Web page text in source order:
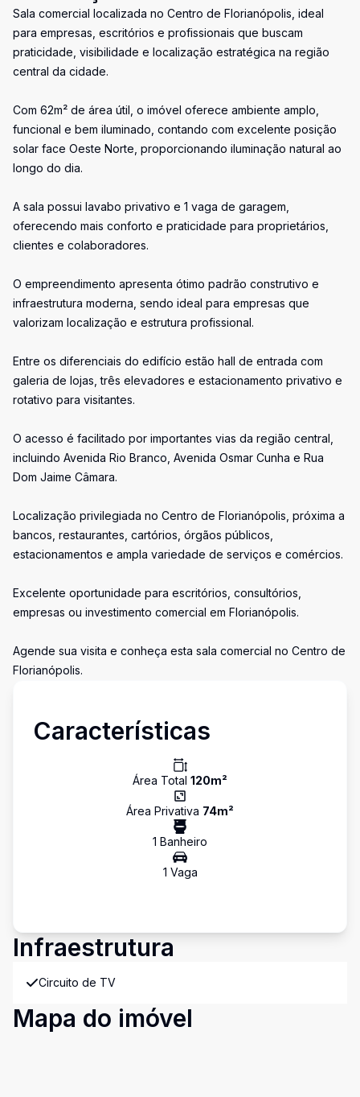
Sala comercial localizada no Centro de Florianópolis, ideal
para empresas, escritórios e profissionais que buscam
praticidade, visibilidade e localização estratégica na região
central da cidade.
Com 62m² de área útil, o imóvel oferece ambiente amplo,
funcional e bem iluminado, contando com excelente posição
solar face Oeste Norte, proporcionando iluminação natural ao
longo do dia.
A sala possui lavabo privativo e 1 vaga de garagem,
oferecendo mais conforto e praticidade para proprietários,
clientes e colaboradores.
O empreendimento apresenta ótimo padrão construtivo e
infraestrutura moderna, sendo ideal para empresas que
valorizam localização e estrutura profissional.
Entre os diferenciais do edifício estão hall de entrada com
galeria de lojas, três elevadores e estacionamento privativo e
rotativo para visitantes.
O acesso é facilitado por importantes vias da região central,
incluindo Avenida Rio Branco, Avenida Osmar Cunha e Rua
Dom Jaime Câmara.
Localização privilegiada no Centro de Florianópolis, próxima a
bancos, restaurantes, cartórios, órgãos públicos,
estacionamentos e ampla variedade de serviços e comércios.
Excelente oportunidade para escritórios, consultórios,
empresas ou investimento comercial em Florianópolis.
Agende sua visita e conheça esta sala comercial no Centro de
Florianópolis.
Características
Área Total 120m²
Área Privativa 74m²
1 Banheiro
1 Vaga
Infraestrutura
Circuito de TV
Mapa do imóvel